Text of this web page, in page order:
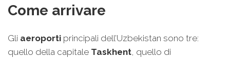
Come arrivare
Gli aeroporti principali dell’Uzbekistan sono tre:
quello della capitale Taskhent, quello di